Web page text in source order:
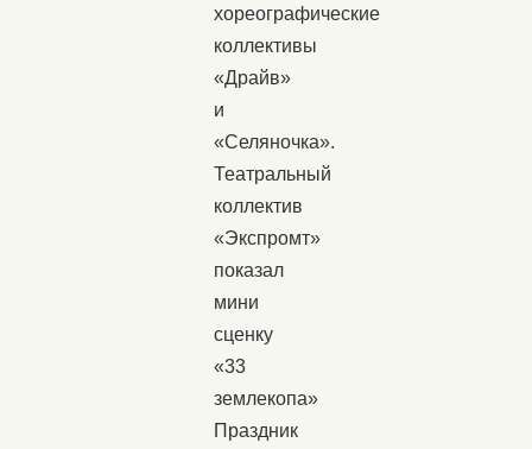
хореографические
коллективы
«Драйв»
и
«Селяночка».
Театральный
коллектив
«Экспромт»
показал
мини
сценку
«33
землекопа»
Праздник